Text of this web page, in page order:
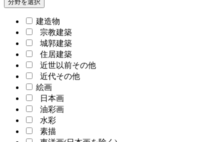
分野を選択
建造物
宗教建築
城郭建築
住居建築
近世以前その他
近代その他
絵画
日本画
油彩画
水彩
素描